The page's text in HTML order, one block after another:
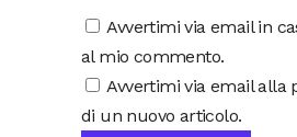
Avvertimi via email in
al mio commento.
Avvertimi via email alla
di un nuovo articolo.